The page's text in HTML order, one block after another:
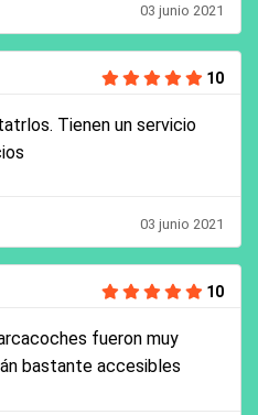
03 junio 2021
10
Tienen un servicio
03 junio 2021
10
fueron muy
bastante accesibles